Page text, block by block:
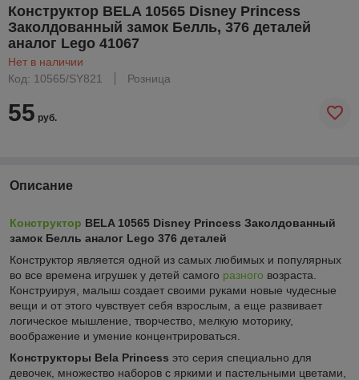
Конструктор BELA 10565 Disney Princess
Заколдованный замок Белль, 376 деталей
аналог Lego 41067
Нет в наличии
Код: 10565/SY821
Розница
55 руб.
Описание
Конструктор BELA 10565 Disney Princess Заколдованный
замок Белль аналог Lego 376 деталей
Конструктор является одной из самых любимых и популярных
во все времена игрушек у детей самого разного возраста.
Конструируя, малыш создает своими руками новые чудесные
вещи и от этого чувствует себя взрослым, а еще развивает
логическое мышление, творчество, мелкую моторику,
воображение и умение концентрироваться.
Конструкторы Bela Princess это серия специально для
девочек, множество наборов с яркими и пастельными цветами,